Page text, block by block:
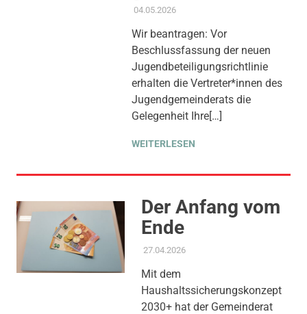
04.05.2026ADMIN
AKTUELLES
KINDER JUGEND BILDUNG
THEMEN,TRANSPARENZ &
BETEILIGUNG
Wir beantragen: Vor
Beschlussfassung der neuen
Jugendbeteiligungsrichtlinie
erhalten die Vertreter*innen des
Jugendgemeinderats die
Gelegenheit Ihre[…]
WEITERLESEN
Der Anfang vom
Ende
27.04.2026ADMIN
AKTUELLES
UND VIELFALT,KINDER
JUGEND BILDUNG
Mit dem
Haushaltssicherungskonzept
2030+ hat der Gemeinderat